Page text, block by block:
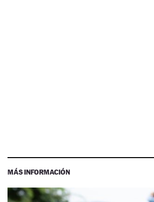
MÁS INFORMACIÓN